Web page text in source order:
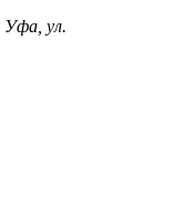
Уфа, ул.